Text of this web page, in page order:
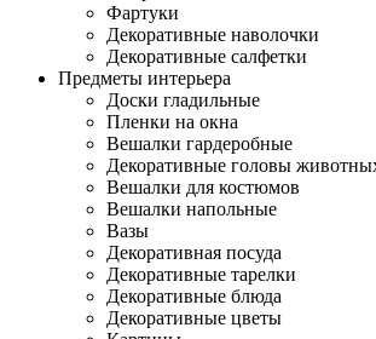
Фартуки
Декоративные наволочки
Декоративные салфетки
Предметы интерьера
Доски гладильные
Пленки на окна
Вешалки гардеробные
Декоративные головы
Вешалки для костюмов
Вешалки напольные
Вазы
Декоративная посуда
Декоративные тарелки
Декоративные блюда
Декоративные цветы